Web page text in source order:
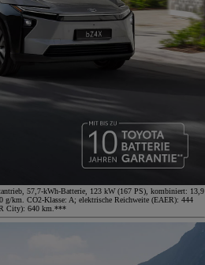
57,7-kWh-Batterie, 123 kW (167 PS), kombiniert: 13,9
km. CO2-Klasse: A; elektrische Reichweite (EAER): 444
City): 640 km.***